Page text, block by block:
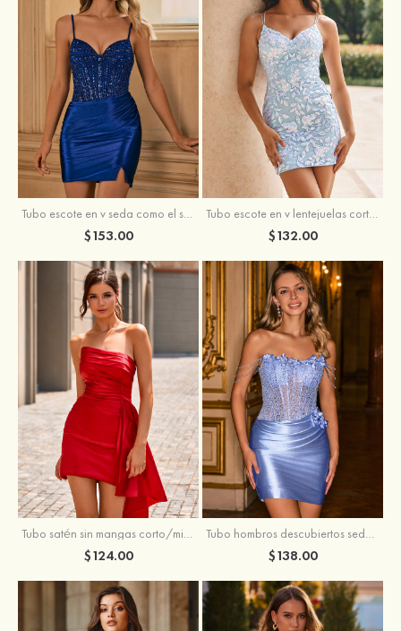
Tubo escote en v seda como el satén corto vestido para homecoming
$153.00
Tubo escote en v lentejuelas corto vestido para homecoming
$132.00
$124.00 $138.00